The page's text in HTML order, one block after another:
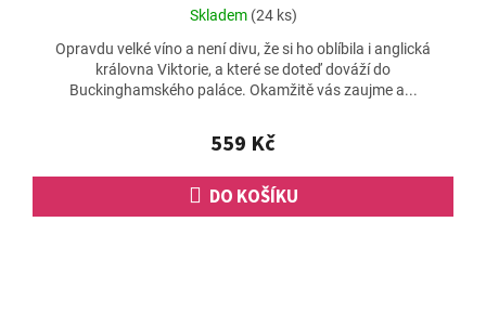
Průměrné
produktu
je
4,9
5
hvězdiček.
Skladem (24 ks)
559 Kč
DO KOŠÍKU
Opravdu velké víno a není divu, že si ho oblíbila i anglická
královna Viktorie, a které se doteď dováží do
Buckinghamského paláce. Okamžitě vás zaujme a...